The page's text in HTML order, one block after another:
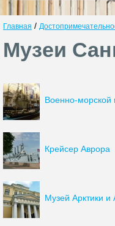
Главная /
Музеи
Военно-морской
Крейсер Аврора
Музей Арктики и